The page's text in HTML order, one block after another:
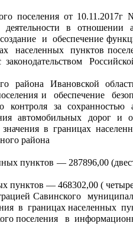
в  отношении
и  обеспечение
населенных  пунктов
района  Ивановской
и  обеспечение
за  сохранностью
автомобильных  дорог  и
в  границах
района
— 468302,00 (
в  границах населенных
поселения   в